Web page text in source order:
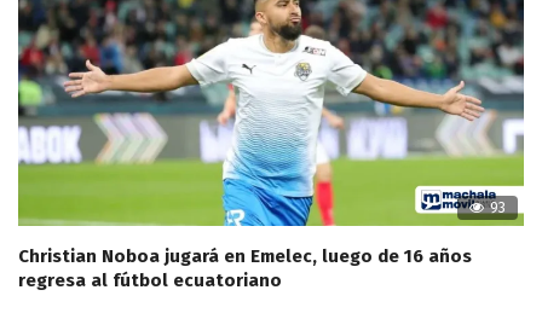
93
Christian Noboa jugará en Emelec, luego de 16 años
regresa al fútbol ecuatoriano